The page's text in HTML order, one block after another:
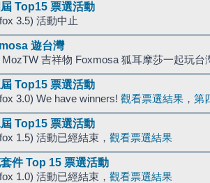
Top15 票選活動
3.5) 活動中止
遊台灣
MozTW 吉祥物 Foxmosa 狐耳摩莎一起玩台
Top15 票選活動
3.0) We have winners! 觀看票選結果 ， 第
Top15 票選活動
1.5) 活動已經結束， 觀看票選結果
件 Top 15 票選活動
1.0) 活動已經結束， 觀看票選結果